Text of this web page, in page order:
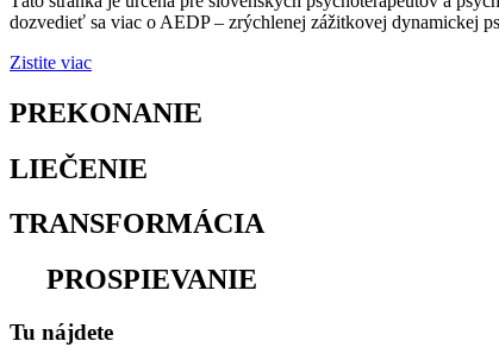
dozvedieť sa viac o AEDP – zrýchlenej zážitkovej dynamickej
Zistite viac
PREKONANIE
LIEČENIE
TRANSFORMÁCIA
PROSPIEVANIE
Tu nájdete